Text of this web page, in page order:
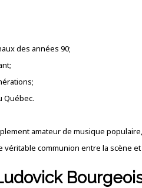
des années 90;
Québec.
amateur de musique populaire,
communion entre la scène et